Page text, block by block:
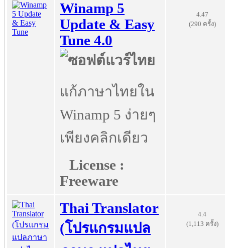
Winamp 5
Update & Easy
Tune 4.0
แก้ภาษาไทยใน
Winamp 5 ง่ายๆ
เพียงคลิกเดียว
License :
Freeware
4.47
(290 ครั้ง)
Thai Translator
(โปรแกรมแปล
4.4
(1,113 ครั้ง)